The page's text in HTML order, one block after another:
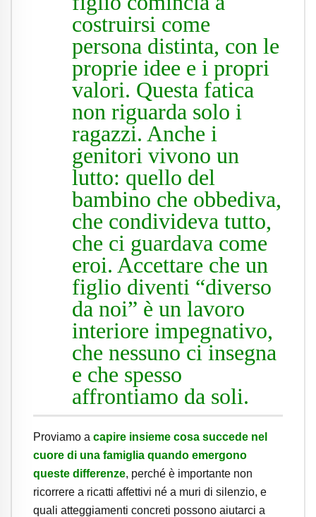
costruirsi come
persona distinta, con le
proprie idee e i propri
valori. Questa fatica
non riguarda solo i
ragazzi. Anche i
genitori vivono un
lutto: quello del
bambino che obbediva,
che condivideva tutto,
che ci guardava come
eroi. Accettare che un
figlio diventi “diverso
da noi” è un lavoro
interiore impegnativo,
che nessuno ci insegna
e che spesso
affrontiamo da soli.
Proviamo a capire insieme cosa succede nel
cuore di una famiglia quando emergono
queste differenze, perché è importante non
ricorrere a ricatti affettivi né a muri di silenzio, e
quali atteggiamenti concreti possono aiutarci a